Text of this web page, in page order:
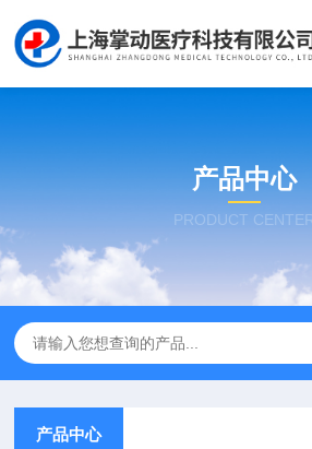
产品中心
PRODUCT
产品中心